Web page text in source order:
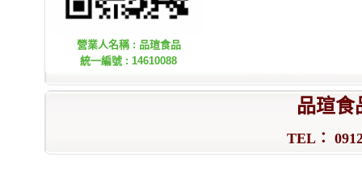
營業人名稱 : 品瑄食品
統一編號 : 14610088
品瑄
TEL：